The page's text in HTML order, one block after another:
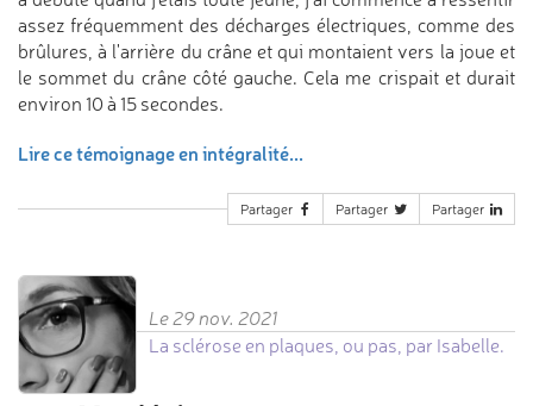
assez fréquemment des décharges électriques, comme des
brûlures, à l'arrière du crâne et qui montaient vers la joue et
le sommet du crâne côté gauche. Cela me crispait et durait
environ 10 à 15 secondes.
Lire ce témoignage en intégralité...
Partager Partager Partager
Le 29 nov. 2021
La sclérose en plaques, ou pas, par Isabelle.